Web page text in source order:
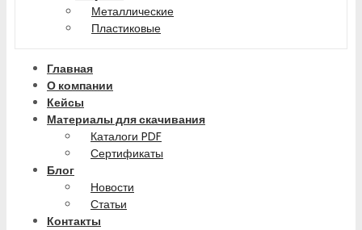
Металлические
Пластиковые
Главная
О компании
Кейсы
Материалы для скачивания
Каталоги PDF
Сертификаты
Блог
Новости
Статьи
Контакты